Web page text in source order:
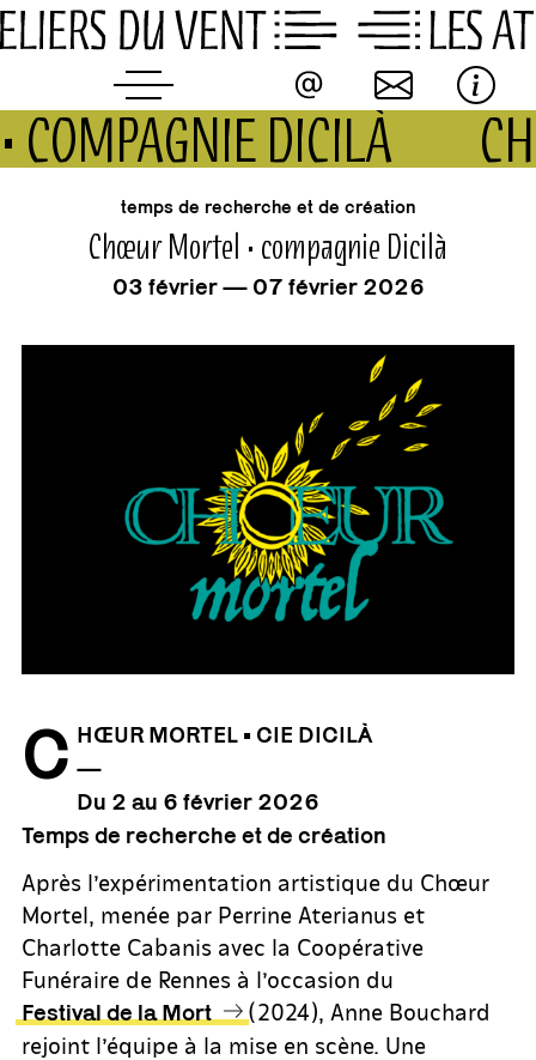
Skip
to
COMPAGNIE DICILÀ
événement
temps de recherche et de création
Chœur Mortel • compagnie Dicilà
03 février — 07 février 2026
C HŒUR MORTEL • CIE DICILÀ
—
Du 2 au 6 février 2026
Temps de recherche et de création
Après l’expérimentation artistique du Chœur
Mortel, menée par Perrine Aterianus et
Charlotte Cabanis avec la Coopérative
Funéraire de Rennes à l’occasion du
Festival de la Mort
(2024), Anne Bouchard
rejoint l’équipe à la mise en scène. Une